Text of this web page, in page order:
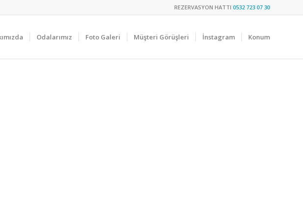
REZERVASYON HATTI 0532 723 07 30
Odalarımız Foto Galeri Müşteri Görüşleri İnstagram Konum